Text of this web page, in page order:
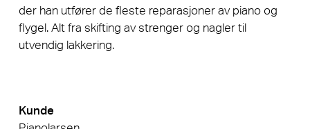
der han utfører de fleste reparasjoner av piano og
flygel. Alt fra skifting av strenger og nagler til
utvendig lakkering.
Kunde